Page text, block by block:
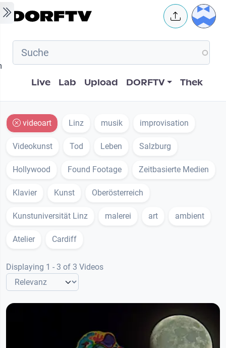
Skip to main content User
Hauptnavigation
Live Lab Upload DORFTV Thek
videoart Linz musik improvisation
Videokunst Tod Leben Salzburg
Hollywood Found Footage Zeitbasierte Medien
Klavier Kunst Oberösterreich
Kunstuniversität Linz malerei art ambient
Atelier Cardiff
Displaying 1 - 3 of 3 Videos